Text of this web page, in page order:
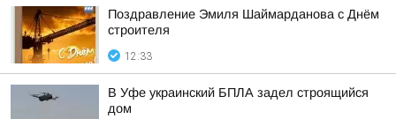
Поздравление Эмиля Шаймарданова с Днём
строителя
12:33
В Уфе украинский БПЛА задел строящийся
дом